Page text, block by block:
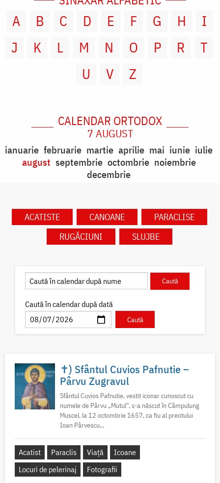
A B C D E F G H
I
J
K L M N O P R
T
U
V Z
CALENDAR ORTODOX
7 AUGUST
ianuarie februarie martie aprilie mai iunie iulie
august septembrie octombrie noiembrie
decembrie
ACATISTE CANOANE
PARACLISE
RUGĂCIUNI
SLUJBE
Caută în calendar după dată
✝) Sfântul Cuvios Pafnutie –
Pârvu Zugravul
Sfântul Cuvios Pafnutie, vestit iconar cunoscut cu
numele de Pârvu „Mutul”, s-a născut în Câmpulung
Muscel, la 12 octombrie 1657, ca fiu al preotului
Ioan Pârvescu...
Acatist Paraclis Viață
Icoane
Locuri de pelerinaj
Fotografii